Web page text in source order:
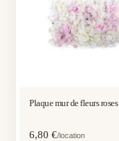
Plaque mur de fleurs roses
6,80€/location